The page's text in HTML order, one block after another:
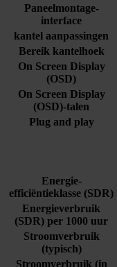
Paneelmontage-
interface
kantel aanpassingen
Bereik kantelhoek
On Screen Display
(OSD)
On Screen Display
(OSD)-talen
Plug and play
Energie-
efficiëntieklasse (SDR)
Energieverbruik
(SDR) per 1000 uur
Stroomverbruik
(typisch)
Stroomverbruik (in